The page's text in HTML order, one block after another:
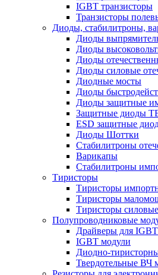
IGBT транзисторы
Транзисторы
Диоды, стабилитроны,
Диоды
Диоды
Диоды
Диоды силовые
Диодные мосты
Диоды
Диоды защитные
Защитные диоды
ESD защитные
Диоды Шоттки
Стабилитроны
Варикапы
Стабилитроны
Тиристоры
Тиристоры
Тиристоры
Тиристоры
Полупроводниковые
Драйверы для
IGBT модули
Диодно-
Твердотельные ВЧ